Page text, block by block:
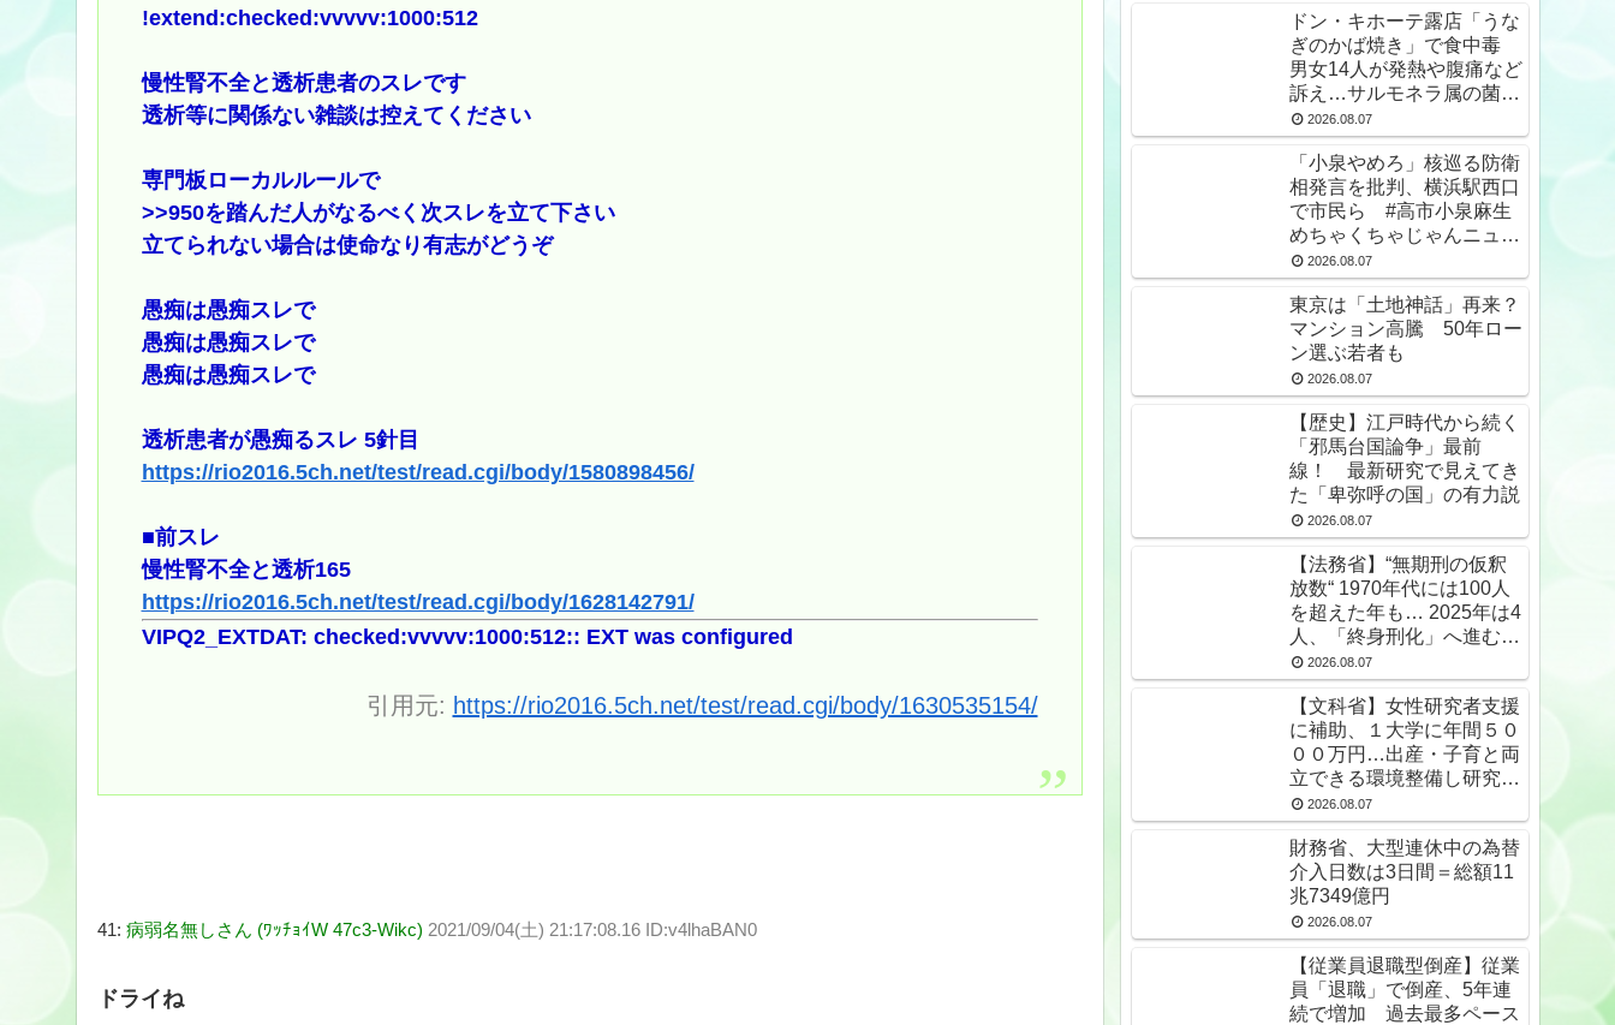
!extend:checked:vvvvv:1000:512
慢性腎不全と透析患者のスレです
透析等に関係ない雑談は控えてください
専門板ローカルルールで
>>950を踏んだ人がなるべく次スレを立て下さい
立てられない場合は使命なり有志がどうぞ
愚痴は愚痴スレで
愚痴は愚痴スレで
愚痴は愚痴スレで
透析患者が愚痴るスレ 5針目
https://rio2016.5ch.net/test/read.cgi/body/1580898456/
■前スレ
慢性腎不全と透析165
https://rio2016.5ch.net/test/read.cgi/body/1628142791/
VIPQ2_EXTDAT: checked:vvvvv:1000:512:: EXT was configured
引用元: https://rio2016.5ch.net/test/read.cgi/body/1630535154/
41: 病弱名無しさん (ﾜｯﾁｮｲW 47c3-Wikc) 2021/09/04(土) 21:17:08.16 ID:v4lhaBAN0
ドライね
ドン・キホーテ露店「うな
ぎのかば焼き」で食中毒
男女14人が発熱や腹痛など
訴え…サルモネラ属の菌検
出2026.08.07
「小泉やめろ」核巡る防衛
相発言を批判、横浜駅西口
で市民ら #高市小泉麻生
めちゃくちゃじゃんニュー
スdeプロテスト
2026.08.07
東京は「土地神話」再来？
マンション高騰 50年ロー
ン選ぶ若者も
2026.08.07
【歴史】江戸時代から続く
「邪馬台国論争」最前
線！ 最新研究で見えてき
た「卑弥呼の国」の有力説
2026.08.07
【法務省】“無期刑の仮釈
放数“ 1970年代には100人
を超えた年も… 2025年は4
人、「終身刑化」へ進む
無期受刑者は24年末で
1650人★2
2026.08.07
【文科省】女性研究者支援
に補助、１大学に年間５０
００万円…出産・子育と両
立できる環境整備し研究力
底上げ
2026.08.07
財務省、大型連休中の為替
介入日数は3日間＝総額11
兆7349億円
2026.08.07
【従業員退職型倒産】従業
員「退職」で倒産、5年連
続で増加 過去最多ペース